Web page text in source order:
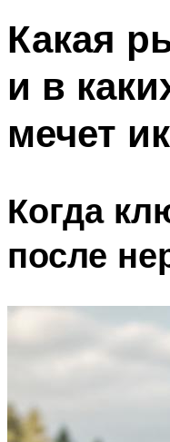
Какая
и в
мечет
Когда
после